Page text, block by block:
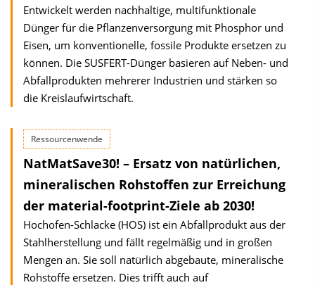
Entwickelt werden nachhaltige, multifunktionale
Dünger für die Pflanzenversorgung mit Phosphor und
Eisen, um konventionelle, fossile Produkte ersetzen zu
können. Die SUSFERT-Dünger basieren auf Neben- und
Abfallprodukten mehrerer Industrien und stärken so
die Kreislaufwirtschaft.
Ressourcenwende
NatMatSave30! – Ersatz von natürlichen,
mineralischen Rohstoffen zur Erreichung
der material-footprint-Ziele ab 2030!
Hochofen-Schlacke (HOS) ist ein Abfallprodukt aus der
Stahlherstellung und fällt regelmäßig und in großen
Mengen an. Sie soll natürlich abgebaute, mineralische
Rohstoffe ersetzen. Dies trifft auch auf